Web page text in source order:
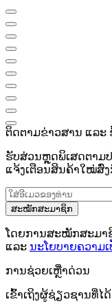
ຕິດຕາມຂ່າວສານ ແລະ
ຮັບສ່ວນຫຼຸດພິເສດຕາມ
ແຈ້ງເຕືອນສິນຄ້າໃໝ່ສົ່ງ
ສະໝັກສະມາຊິກ
ໂດຍການສະໝັກສະມາ
ແລະ ນະໂຍບາຍຄວາມ
ການຊ່ວຍເຫຼືໍາດ່ວນ
ເຂົ້າເຖິງຜູ້ຊ່ຽວຊານທີ່ໄ